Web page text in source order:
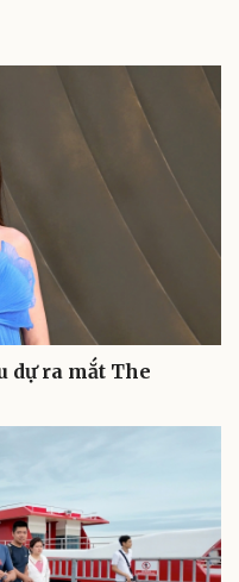
trí
Nghệ sĩ
trang
Việt
dự ra mắt The